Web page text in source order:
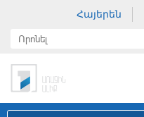
Հայերեն